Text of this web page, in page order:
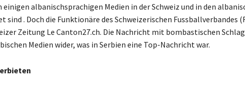
albanischsprachigen Medien in der Schweiz und in den
. Doch die Funktionäre des Schweizerischen Fussballverbandes
Zeitung Le Canton27.ch. Die Nachricht mit bombastischen
Medien wider, was in Serbien eine Top-Nachricht war.